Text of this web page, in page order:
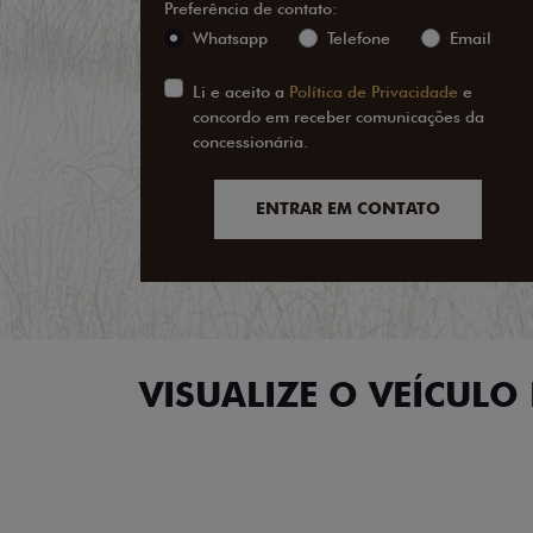
Preferência de contato:
Whatsapp
Telefone Email
Li e aceito a Política de Privacidade e
concordo em receber comunicações da
concessionária.
ENTRAR EM CONTATO
VISUALIZE O VEÍCULO